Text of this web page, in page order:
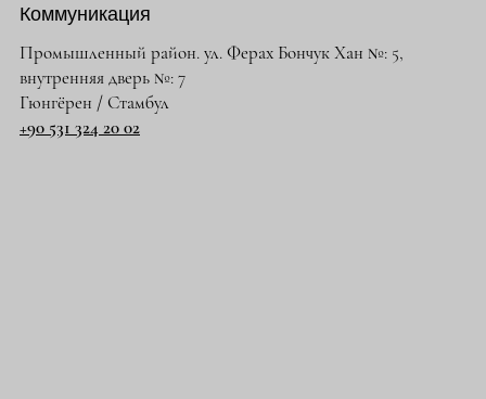
Коммуникация
Промышленный район. ул. Ферах Бончук Хан №: 5,
внутренняя дверь №: 7
Гюнгёрен / Стамбул
+90 531 324 20 02